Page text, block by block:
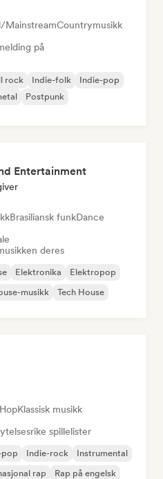
MainstreamCountrymusikk
på
rock Indie-folk
Indie-pop
Postpunk
Entertainment
Brasiliansk funkDance
deres
Elektronika
Elektropop
musikk Tech House
Klassisk musikk
spillelister
pop Indie-rock
Instrumental
rap Rap på engelsk